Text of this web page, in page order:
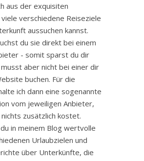
aus der exquisiten
verschiedene Reiseziele
aussuchen kannst.
du sie direkt bei einem
- somit sparst du dir
musst aber nicht bei einer dir
buchen. Für die
ich dann eine sogenannte
vom jeweiligen Anbieter,
zusätzlich kostet.
in meinem Blog wertvolle
Urlaubzielen und
über Unterkünfte, die